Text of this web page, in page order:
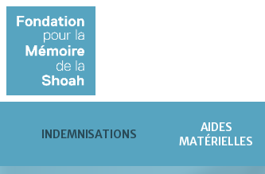
INDEMNISATIONS
AIDES
MATÉRIELLES